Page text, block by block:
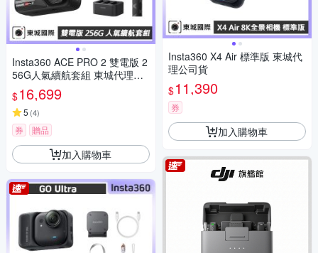
Insta360 ACE PRO 2 雙電版 2
56G人氣續航套組 東城代理公
司貨
$16,699
5 (4)
券 贈品
加入購物車
Insta360 X4 Air 標準版 東城代
理公司貨
$11,390
券
加入購物車